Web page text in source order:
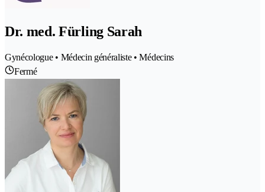
Dr. med. Fürling Sarah
Gynécologue • Médecin généraliste • Médecins
Fermé